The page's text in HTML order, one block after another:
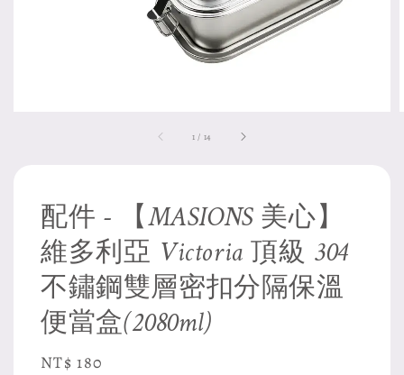
1 / 14
配件 - 【MASIONS 美心】
維多利亞 Victoria 頂級 304
不鏽鋼雙層密扣分隔保溫
便當盒(2080ml)
Regular
NT$ 180